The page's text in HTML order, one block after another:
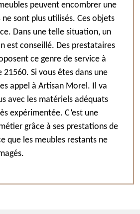
peuvent encombrer une
ne sont plus utilisés. Ces objets
Dans une telle situation, un
est conseillé. Des prestataires
ce genre de service à
Si vous êtes dans une
appel à Artisan Morel. Il va
avec les matériels adéquats
expérimentée. C’est une
grâce à ses prestations de
que les meubles restants ne